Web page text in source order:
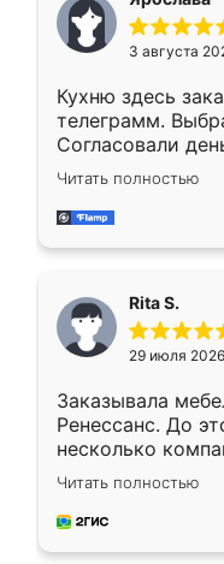
3 августа
Кухню здесь
телеграмм.
Согласовали
недели кухня
довольны
мебель за
Читать полностью
Rita S.
29 июля 2026
Заказывала
Ренессанс. До
несколько
эту. Сначала
приехал
и снял размеры.
Читать полностью